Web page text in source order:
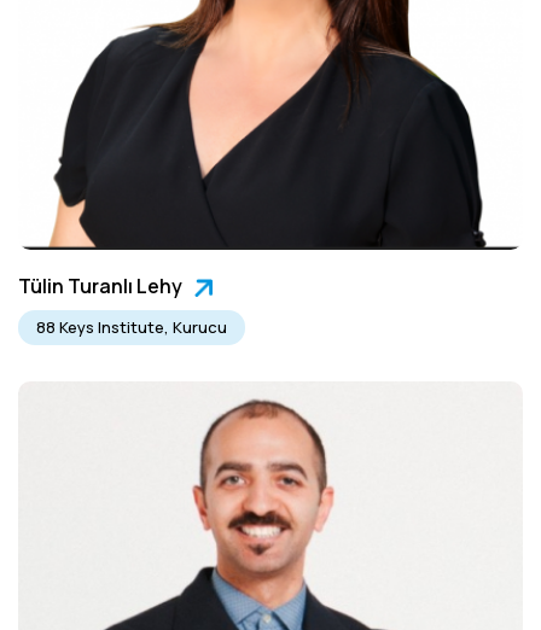
Tülin Turanlı Lehy
88 Keys Institute, Kurucu